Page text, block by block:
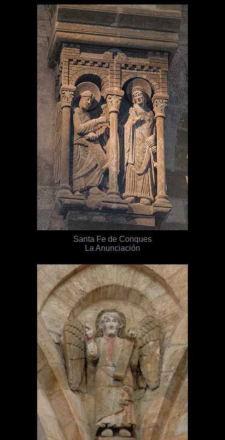
Santa Fe de Conques
La Anunciación